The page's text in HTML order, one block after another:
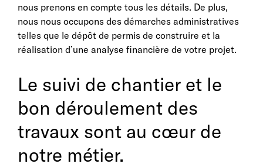
nous prenons en compte tous les détails. De plus,
nous nous occupons des démarches administratives
telles que le dépôt de permis de construire et la
réalisation d’une analyse financière de votre projet.
Le suivi de chantier et le
bon déroulement des
travaux sont au cœur de
notre métier.